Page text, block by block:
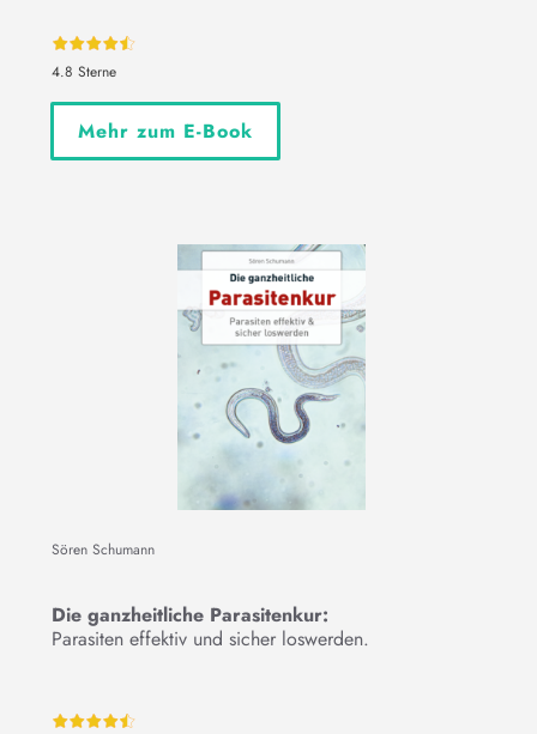
4.8 Sterne
Mehr zum E-Book
Sören Schumann
Die ganzheitliche Parasitenkur:
Parasiten effektiv und sicher loswerden.